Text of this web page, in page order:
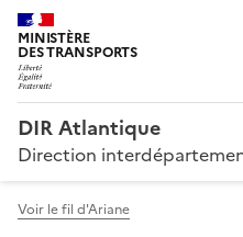
MINISTÈRE
DES TRANSPORTS
DIR Atlantique
Direction
Voir le fil d'Ariane